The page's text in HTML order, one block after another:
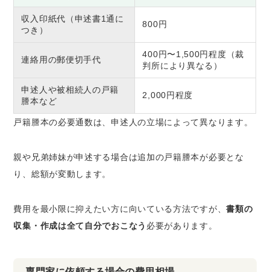
収入印紙代（申述書1通に
つき）
800円
連絡用の郵便切手代
400円〜1,500円程度（裁
判所により異なる）
申述人や被相続人の戸籍
謄本など
2,000円程度
戸籍謄本の必要通数は、申述人の立場によって異なります。
親や兄弟姉妹が申述する場合は追加の戸籍謄本が必要とな
り、総額が変動します。
費用を最小限に抑えたい方に向いている方法ですが、書類の
収集・作成は全て自分でおこなう 必要があります。